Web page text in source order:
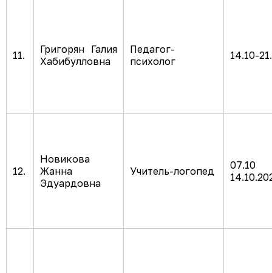
11.
Григорян Галия
Хабибулловна
Педагог-
психолог
14.10-
12.
Новикова
Жанна
Эдуардовна
Учитель-логопед